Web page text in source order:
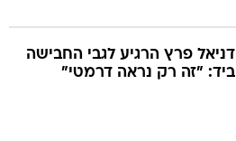
ביד: "זה רק נראה דרמטי"